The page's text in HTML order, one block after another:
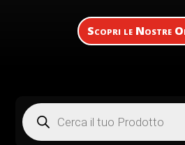
Scopri le Nostre
Products
search